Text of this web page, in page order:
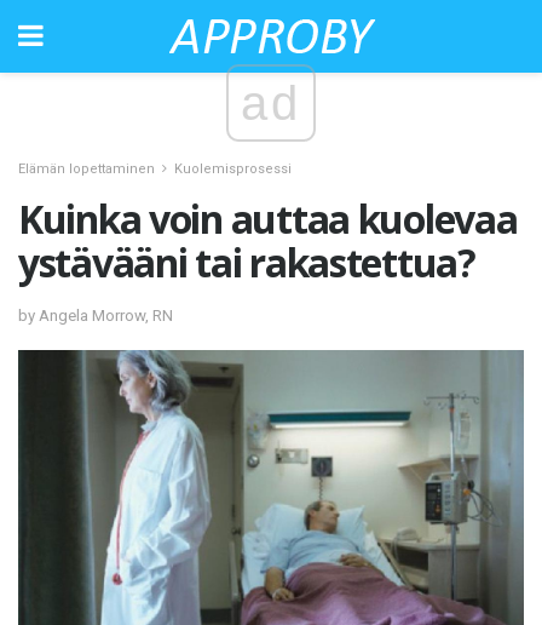
ad
Elämän lopettaminen Kuolemisprosessi
Kuinka voin auttaa kuolevaa
ystävääni tai rakastettua?
by Angela Morrow, RN